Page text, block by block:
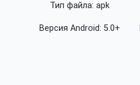
Тип файла: apk
Версия Android: 5.0+